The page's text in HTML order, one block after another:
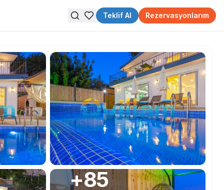
Teklif Al Rezervasyonlarım
+85